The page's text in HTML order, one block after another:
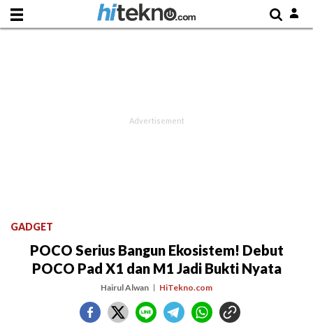
GADGET
POCO Serius Bangun Ekosistem! Debut
POCO Pad X1 dan M1 Jadi Bukti Nyata
Hairul Alwan HiTekno.com